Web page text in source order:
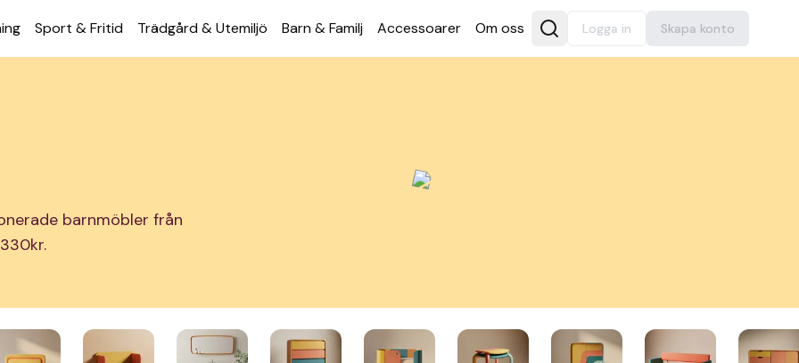
Sport & Fritid Trädgård & Utemiljö Barn & Familj Acces­soarer Om oss Logga in Skapa konto
barnmöbler från